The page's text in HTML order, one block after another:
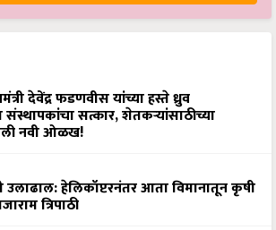
देवेंद्र फडणवीस यांच्या हस्ते ध्रुव
संस्थापकांचा सत्कार, शेतकऱ्यांसाठीच्या
नवी ओळख!
हेलिकॉप्टरनंतर आता विमानातून कृषी
त्रिपाठी